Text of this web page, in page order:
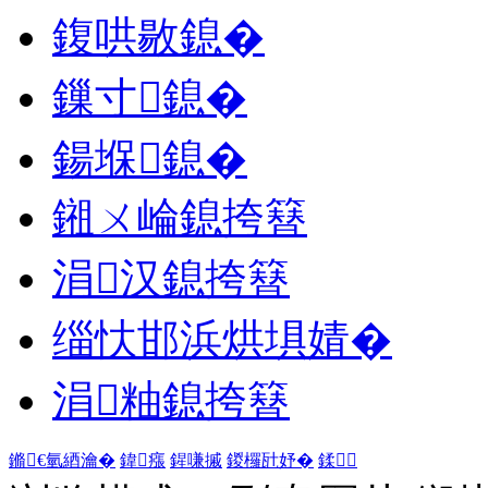
鍑哄敭鎴�
鏁寸鎴�
鍚堢鎴�
鎺ㄨ崘鎴挎簮
涓汉鎴挎簮
缁忕邯浜烘埧婧�
涓粙鎴挎簮
鏅€氫綇瀹� 鍏瘬 鍟嗛摵 鍐欏瓧妤� 鍒